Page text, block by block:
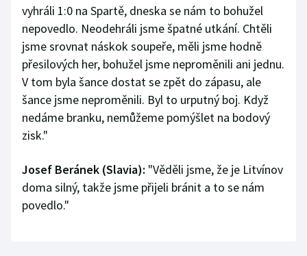
vyhráli 1:0 na Spartě, dneska se nám to bohužel
nepovedlo. Neodehráli jsme špatné utkání. Chtěli
jsme srovnat náskok soupeře, měli jsme hodně
přesilových her, bohužel jsme neproměnili ani jednu.
V tom byla šance dostat se zpět do zápasu, ale
šance jsme neproměnili. Byl to urputný boj. Když
nedáme branku, nemůžeme pomýšlet na bodový
zisk."
Josef Beránek (Slavia): "Věděli jsme, že je Litvínov
doma silný, takže jsme přijeli bránit a to se nám
povedlo."